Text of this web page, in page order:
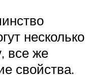
несколько
все же
свойства.